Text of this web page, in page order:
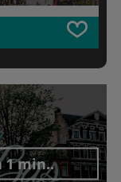
1 min..